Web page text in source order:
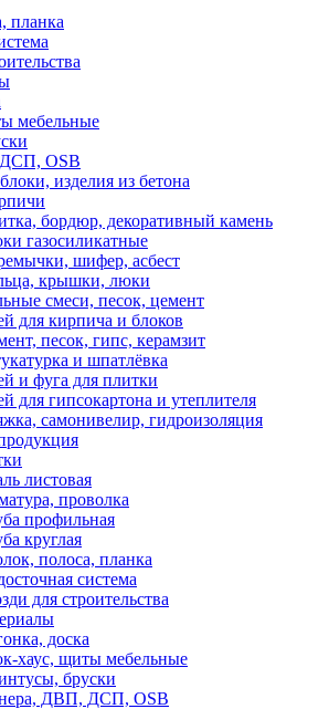
планка
мебельные
OSB
изделия из бетона
бордюр, декоративный камень
газосиликатные
шифер, асбест
крышки, люки
смеси, песок, цемент
для кирпича и блоков
песок, гипс, керамзит
и шпатлёвка
и фуга для плитки
для гипсокартона и утеплителя
самонивелир, гидроизоляция
листовая
проволка
профильная
круглая
полоса, планка
система
для строительства
доска
хаус, щиты мебельные
бруски
ДВП, ДСП, OSB